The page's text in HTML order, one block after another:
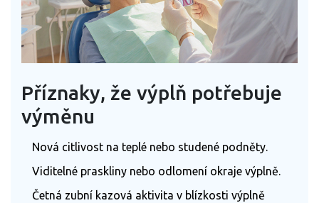
Příznaky, že výplň potřebuje
výměnu
Nová citlivost na teplé nebo studené podněty.
Viditelné praskliny nebo odlomení okraje výplně.
Četná zubní kazová aktivita v blízkosti výplně